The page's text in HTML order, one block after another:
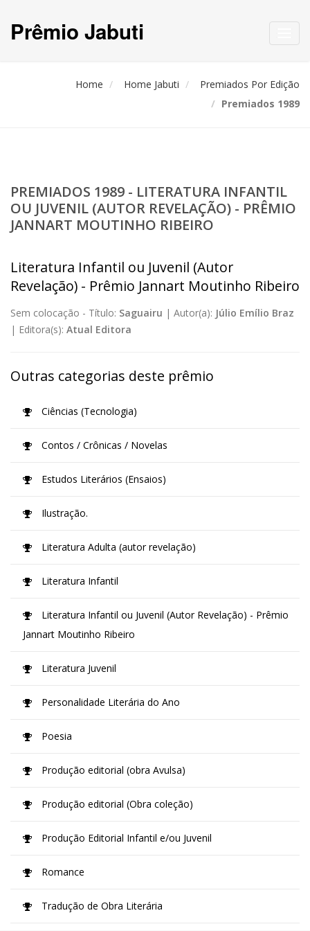
Prêmio Jabuti
Home Home Jabuti
Premiados Por Edição
Premiados 1989
PREMIADOS 1989 - LITERATURA INFANTIL
OU JUVENIL (AUTOR REVELAÇÃO) - PRÊMIO
JANNART MOUTINHO RIBEIRO
Literatura Infantil ou Juvenil (Autor
Revelação) - Prêmio Jannart Moutinho Ribeiro
Sem colocação - Título: Saguairu | Autor(a): Júlio Emílio Braz
| Editora(s): Atual Editora
Outras categorias deste prêmio
Ciências (Tecnologia)
Contos / Crônicas / Novelas
Estudos Literários (Ensaios)
Ilustração.
Literatura Adulta (autor revelação)
Literatura Infantil
Literatura Infantil ou Juvenil (Autor Revelação) - Prêmio
Jannart Moutinho Ribeiro
Literatura Juvenil
Personalidade Literária do Ano
Poesia
Produção editorial (obra Avulsa)
Produção editorial (Obra coleção)
Produção Editorial Infantil e/ou Juvenil
Romance
Tradução de Obra Literária